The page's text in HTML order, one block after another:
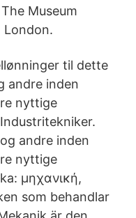
Museum
til dette
andre inden
nyttige
andre inden
nyttige
μηχανική,
som behandlar